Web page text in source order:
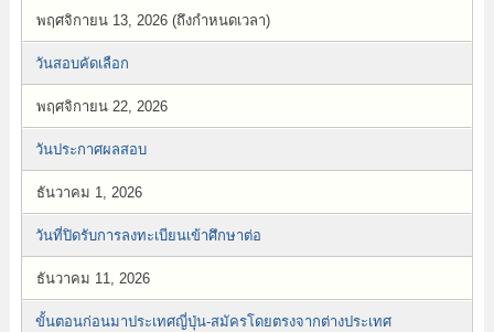
พฤศจิกายน 13, 2026 (ถึงกำหนดเวลา)
วันสอบคัดเลือก
พฤศจิกายน 22, 2026
วันประกาศผลสอบ
ธันวาคม 1, 2026
วันที่ปิดรับการลงทะเบียนเข้าศึกษาต่อ
ธันวาคม 11, 2026
ขั้นตอนก่อนมาประเทศญี่ปุ่น-สมัครโดยตรงจากต่างประเทศ